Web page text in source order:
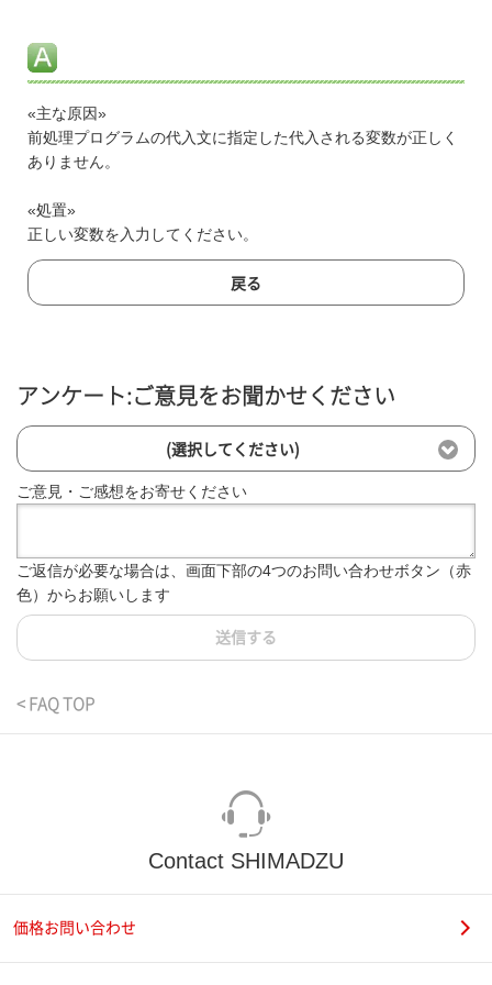
«主な原因»
前処理プログラムの代入文に指定した代入される変数が正しく
ありません。
«処置»
正しい変数を入力してください。
戻る
アンケート:ご意見をお聞かせください
(選択してください)
ご意見・ご感想をお寄せください
ご返信が必要な場合は、画面下部の4つのお問い合わせボタン（赤
色）からお願いします
送信する
< FAQ TOP
Contact SHIMADZU
価格お問い合わせ